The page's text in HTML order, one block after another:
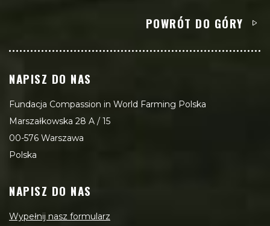
POWRÓT DO GÓRY
NAPISZ DO NAS
Fundacja Compassion in World Farming Polska
Marszałkowska 28 A / 15
00-576 Warszawa
Polska
NAPISZ DO NAS
Wypełnij nasz formularz